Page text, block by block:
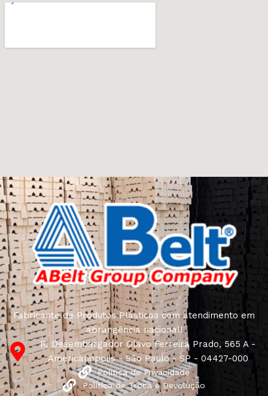
Fabricante de Produtos Plásticos com atendimento em
abrangência nacional!
R. Desembargador Olavo Ferreira Prado, 565 A -
Americanópolis - São Paulo - SP - 04427-000
Política de Privacidade
Política de Troca e Devolução